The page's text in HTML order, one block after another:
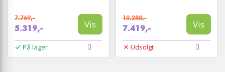
7.769,-
5.319,- Vis
På lager
10.288,-
7.419,- Vis
Udsolgt